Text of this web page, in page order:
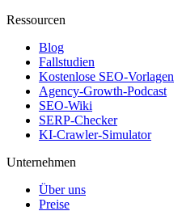
Ressourcen
Blog
Fallstudien
Kostenlose SEO-Vorlagen
Agency-Growth-Podcast
SEO-Wiki
SERP-Checker
KI-Crawler-Simulator
Unternehmen
Über uns
Preise